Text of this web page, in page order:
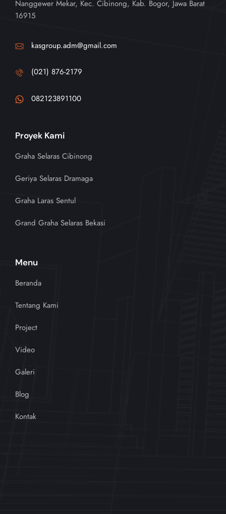
Nanggewer Mekar, Kec. Cibinong, Kab. Bogor, Jawa Barat
16915
kasgroup.adm@gmail.com
(021) 876-2179
082123891100
Proyek Kami
Graha Selaras Cibinong
Geriya Selaras Dramaga
Graha Laras Sentul
Grand Graha Selaras Bekasi
Menu
Beranda
Tentang Kami
Project
Video
Galeri
Blog
Kontak